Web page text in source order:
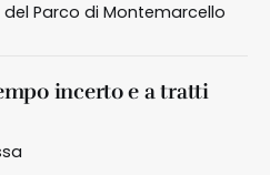
Parco di Montemarcello
incerto e a tratti